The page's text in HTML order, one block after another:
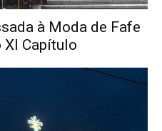
à Moda de Fafe
XI Capítulo